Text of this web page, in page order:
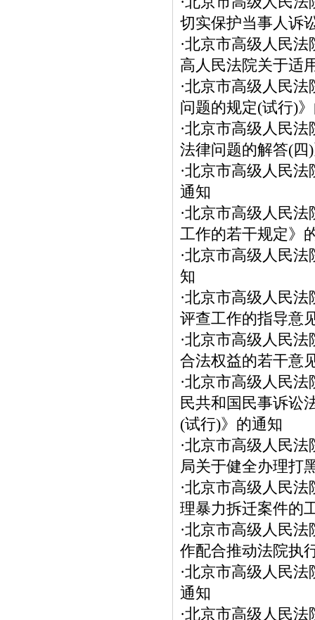
切实保护当事人诉
·北京市高级人民法
高人民法院关于适
·北京市高级人民法
问题的规定(试行)
·北京市高级人民法
法律问题的解答(四
·北京市高级人民法
通知
·北京市高级人民法
工作的若干规定》
·北京市高级人民法
知
·北京市高级人民法
评查工作的指导意
·北京市高级人民法
合法权益的若干意
·北京市高级人民法
民共和国民事诉讼
(试行)》的通知
·北京市高级人民法
局关于健全办理打
·北京市高级人民法
理暴力拆迁案件的
·北京市高级人民法
作配合推动法院执
·北京市高级人民法
通知
·北京市高级人民法